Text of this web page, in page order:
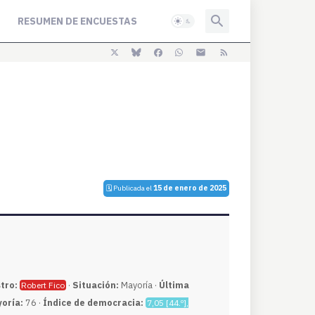
RESUMEN DE ENCUESTAS
🗓️ Publicada el15 de enero de 2025
Robert Fico · Situación: Mayoría · Última
76 · Índice de democracia: 7,05 [44.º],